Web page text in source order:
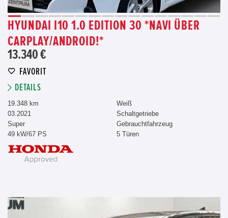
HYUNDAI I10 1.0 EDITION 30 *NAVI ÜBER
CARPLAY/ANDROID!*
13.340 €
FAVORIT
DETAILS
19.348 km
03.2021
Super
49 kW/67 PS
Weiß
Schaltgetriebe
Gebrauchtfahrzeug
5 Türen